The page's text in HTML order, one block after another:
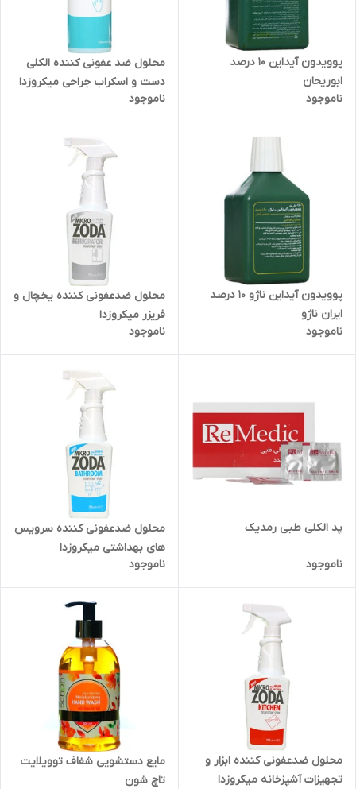
پوویدون آیداین 10 درصد
ابوریحان
ناموجود
محلول ضد عفونی کننده الکلی
دست و اسکراب جراحی میکروزدا
ناموجود
پوویدون آیداین ناژو 10 درصد
ایران ناژو
ناموجود
محلول ضدعفونی کننده یخچال و
فریزر میکروزدا
ناموجود
پد الکلی طبی رمدیک
ناموجود
محلول ضدعفونی کننده سرویس
های بهداشتی میکروزدا
ناموجود
محلول ضدعفونی کننده ابزار و
تجهیزات آشپزخانه میکروزدا
مایع دستشویی شفاف توویلایت
تاچ شون